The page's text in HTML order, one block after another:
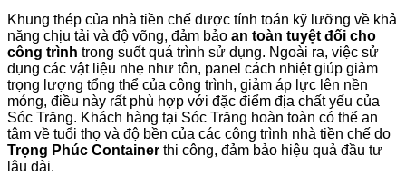
Khung thép của nhà tiền chế được tính toán kỹ lưỡng về khả
năng chịu tải và độ võng, đảm bảo an toàn tuyệt đối cho
công trình trong suốt quá trình sử dụng. Ngoài ra, việc sử
dụng các vật liệu nhẹ như tôn, panel cách nhiệt giúp giảm
trọng lượng tổng thể của công trình, giảm áp lực lên nền
móng, điều này rất phù hợp với đặc điểm địa chất yếu của
Sóc Trăng. Khách hàng tại Sóc Trăng hoàn toàn có thể an
tâm về tuổi thọ và độ bền của các công trình nhà tiền chế do
Trọng Phúc Container thi công, đảm bảo hiệu quả đầu tư
lâu dài.